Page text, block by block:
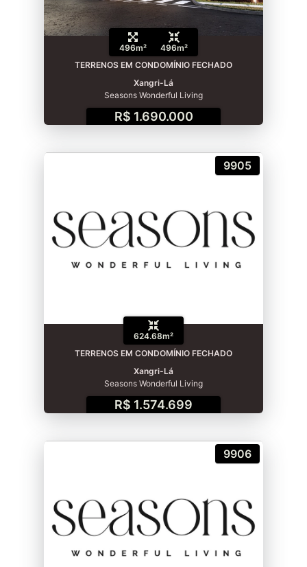
496m²
496m²
TERRENOS EM CONDOMÍNIO FECHADO
Xangri-Lá
Seasons Wonderful Living
R$ 1.690.000
9905
624.68m²
TERRENOS EM CONDOMÍNIO FECHADO
Xangri-Lá
Seasons Wonderful Living
R$ 1.574.699
9906